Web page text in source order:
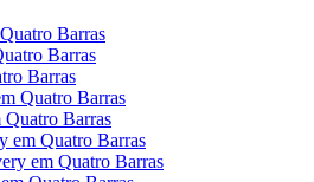
Quatro Barras
Barras
Barras
Quatro Barras
Quatro Barras
em Quatro Barras
em Quatro Barras